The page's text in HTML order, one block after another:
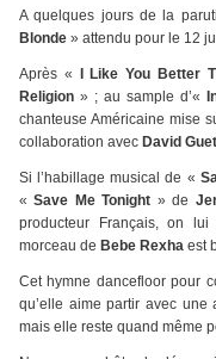
A quelques jours de la
Blonde » attendu pour le 12
Après « I Like You Better
Religion » ; au sample d’«
chanteuse Américaine mise
collaboration avec David
Si l’habillage musical de «
« Save Me Tonight » de
producteur Français, on
morceau de Bebe Rexha est
Cet hymne dancefloor pour
qu’elle aime partir avec
mais elle reste quand même